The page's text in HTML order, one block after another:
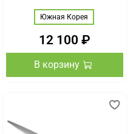
Южная Корея
12 100 ₽
В корзину